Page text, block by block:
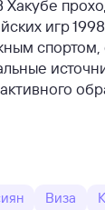
игр
спортом,
Виза